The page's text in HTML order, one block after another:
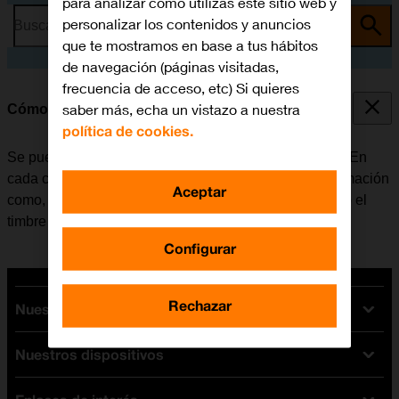
Busca por problema o tema
Cómo crear un nuevo contacto
Se pueden guardar los contactos en la guía del móvil. En
cada contacto es posible guardar varios tipos de información
como, por ejemplo, la dirección de correo electrónico o el
timbre de llamada personal.
Nuestras tarifas
Tarifas Orange
Tarifas fibra y móvil
Nuestros dispositivos
personalizar los contenidos y anuncios
que te mostramos en base a tus hábitos
de navegación (páginas visitadas,
frecuencia de acceso, etc) Si quieres
saber más, echa un vistazo a nuestra
política de cookies.
Configurar
Rechazar
Aceptar